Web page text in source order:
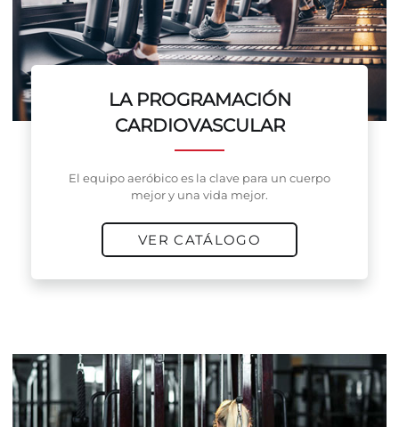
LA PROGRAMACIÓN
CARDIOVASCULAR
El equipo aeróbico es la clave para un cuerpo
mejor y una vida mejor.
VER CATÁLOGO